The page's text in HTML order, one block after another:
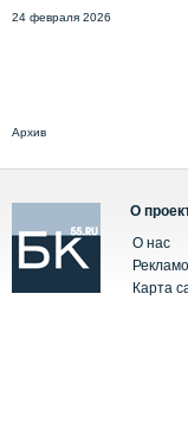
24 февраля 2026
Архив
О
О нас
Карта